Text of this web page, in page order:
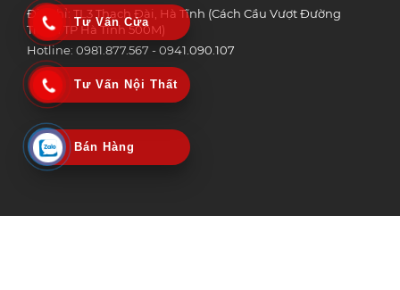
Địa chỉ: TL3 Thạch Đài, Hà Tĩnh (Cách Cầu Vượt Đường
Tránh TP Hà Tĩnh 500M)
Hotline: 0981.877.567 - 0941.090.107
Tư Vấn Cửa
Tư Vấn Nội Thất
Bán Hàng